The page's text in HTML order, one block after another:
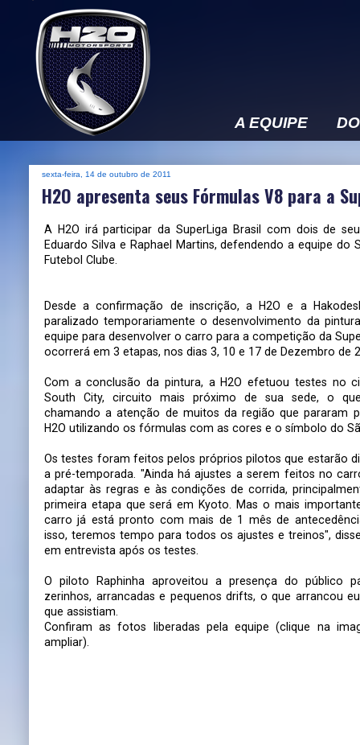
A EQUIPE
sexta-feira, 14 de outubro de 2011
H2O apresenta seus Fórmulas V8 para a
A H2O irá participar da SuperLiga Brasil com dois de
Eduardo Silva e Raphael Martins, defendendo a equipe do
Futebol Clube.
Desde a confirmação de inscrição, a H2O e a
paralizado temporariamente o desenvolvimento da
equipe para desenvolver o carro para a competição da
ocorrerá em 3 etapas, nos dias 3, 10 e 17 de Dezembro de
Com a conclusão da pintura, a H2O efetuou testes no
South City, circuito mais próximo de sua sede, o
chamando a atenção de muitos da região que pararam
H2O utilizando os fórmulas com as cores e o símbolo do
Os testes foram feitos pelos próprios pilotos que estarão
a pré-temporada. "Ainda há ajustes a serem feitos no
adaptar às regras e às condições de corrida,
primeira etapa que será em Kyoto. Mas o mais
carro já está pronto com mais de 1 mês de
isso, teremos tempo para todos os ajustes e treinos",
em entrevista após os testes.
O piloto Raphinha aproveitou a presença do público
zerinhos, arrancadas e pequenos drifts, o que arrancou
que assistiam.
Confiram as fotos liberadas pela equipe (clique na
ampliar).